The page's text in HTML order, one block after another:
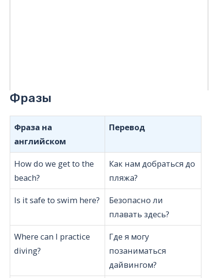
Фразы
Фраза на
английском
Перевод
How do we get to the
beach?
Как нам добраться до
пляжа?
Is it safe to swim here?
Безопасно ли
плавать здесь?
Where can I practice
diving?
Где я могу
позаниматься
дайвингом?